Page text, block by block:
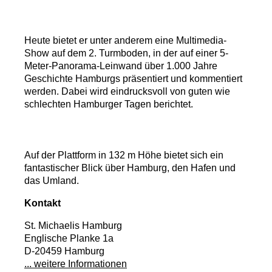
Heute bietet er unter anderem eine Multimedia-
Show auf dem 2. Turmboden, in der auf einer 5-
Meter-Panorama-Leinwand über 1.000 Jahre
Geschichte Hamburgs präsentiert und kommentiert
werden. Dabei wird eindrucksvoll von guten wie
schlechten Hamburger Tagen berichtet.
Auf der Plattform in 132 m Höhe bietet sich ein
fantastischer Blick über Hamburg, den Hafen und
das Umland.
Kontakt
St. Michaelis Hamburg
Englische Planke 1a
D-20459 Hamburg
... weitere Informationen